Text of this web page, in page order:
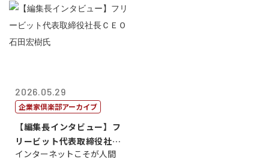
2026.05.29
企業家倶楽部アーカイブ
【編集長インタビュー】フ
リービット代表取締役社長
ＣＥＯ 石田...
インターネットこそが人間